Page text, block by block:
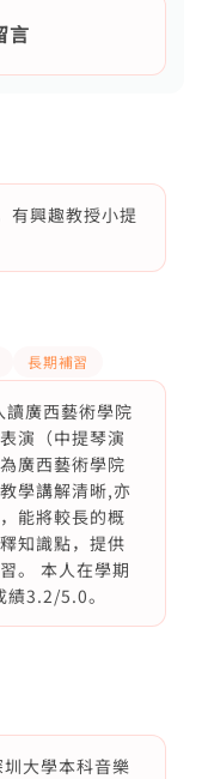
言
有興趣教授小提
長期補習
廣西藝術學院
演（中提琴演
廣西藝術學院
學講解清晰,亦
能將較長的概
知識點，提供
。 本人在學期
3.2/5.0。
大學本科音樂